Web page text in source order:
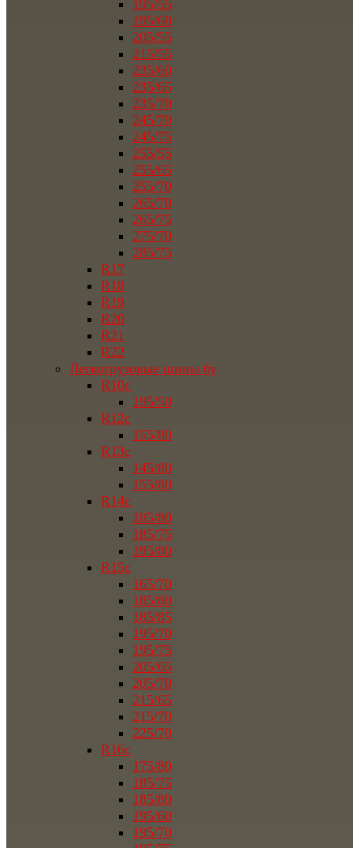
195/55
195/60
205/55
215/55
235/60
235/65
235/70
245/70
245/75
255/55
255/65
255/70
265/70
265/75
275/70
285/75
R17
R18
R19
R20
R21
R22
Легкогрузовые шины бу
R10c
195/50
R12c
155/80
R13c
145/80
155/80
R14c
185/80
185/75
195/80
R15c
165/70
185/80
185/85
195/70
195/75
205/65
205/70
215/65
215/70
225/70
R16c
175/80
185/75
185/80
195/60
195/70